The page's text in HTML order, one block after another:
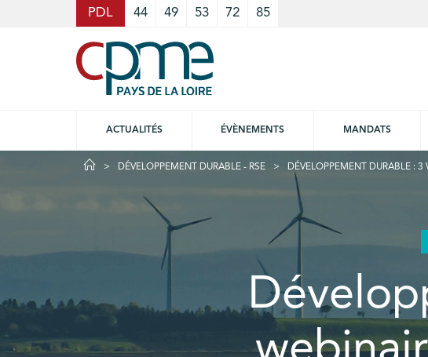
PDL 44 49 53 72 85
ACTUALITÉS ÉVÈNEMENTS MANDATS
DÉVELOPPEMENT DURABLE - RSE DÉVELOPPEMENT DURABLE : 3
Cookies management panel